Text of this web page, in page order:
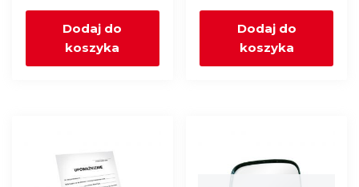
Dodaj do
koszyka
Dodaj do
koszyka